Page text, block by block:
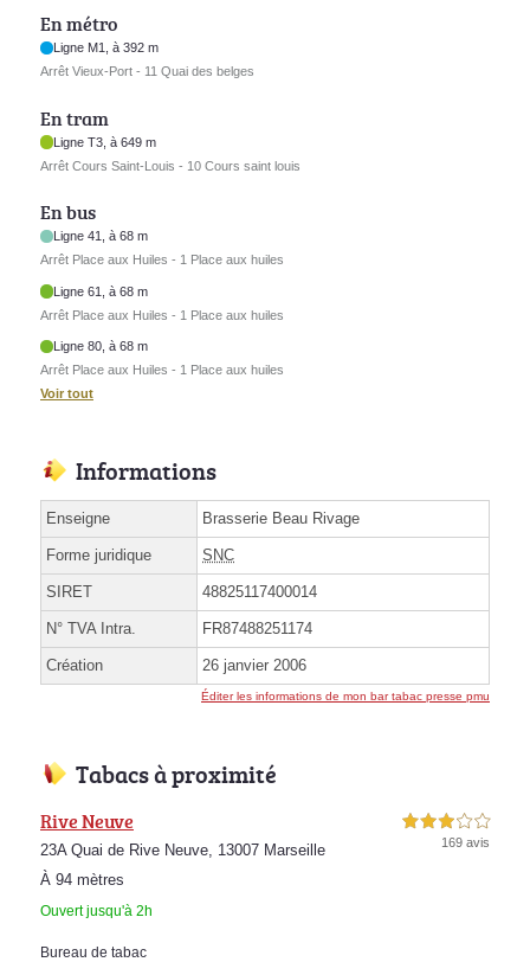
En métro
Ligne M1, à 392 m
Arrêt Vieux-Port - 11 Quai des belges
En tram
Ligne T3, à 649 m
Arrêt Cours Saint-Louis - 10 Cours saint louis
En bus
Ligne 41, à 68 m
Arrêt Place aux Huiles - 1 Place aux huiles
Ligne 61, à 68 m
Arrêt Place aux Huiles - 1 Place aux huiles
Ligne 80, à 68 m
Arrêt Place aux Huiles - 1 Place aux huiles
Voir tout
Informations
Enseigne Brasserie Beau Rivage
Forme juridique SNC
SIRET 48825117400014
N° TVA Intra. FR87488251174
Création 26 janvier 2006
Éditer les informations de mon bar tabac presse pmu
Tabacs à proximité
Rive Neuve
23A Quai de Rive Neuve, 13007 Marseille
À 94 mètres
Ouvert jusqu'à 2h
3,0 étoiles sur 5
169 avis
Bureau de tabac